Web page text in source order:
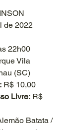
de 2022
22h00
Vila
(SC)
R$ 10,00
Livre: R$
Batata /